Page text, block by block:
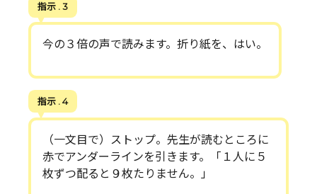
指示 . 3
今の３倍の声で読みます。折り紙を、はい。
指示 . 4
（一文目で）ストップ。先生が読むところに
赤でアンダーラインを引きます。「１人に５
枚ずつ配ると９枚たりません。」